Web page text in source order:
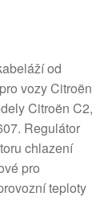
od
vozy Citroën
Citroën C2,
Regulátor
chlazení
pro
teploty